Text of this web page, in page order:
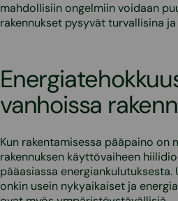
mahdollisiin ongelmiin voidaan
rakennukset pysyvät turvallisina
vanhoissa
Kun rakentamisessa pääpaino on
rakennuksen käyttövaiheen
pääasiassa
onkin usein nykyaikaiset ja